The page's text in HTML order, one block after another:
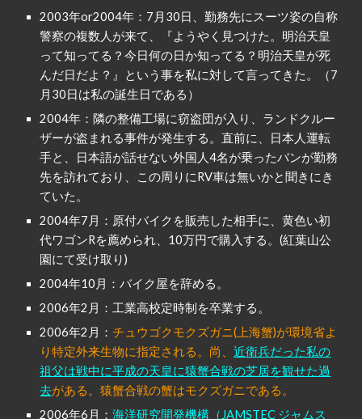
2003年or2004年：7月30日、勤務先にスーツ姿の自称
警察の複数人が来て、『ようやく見つけた。明治天皇
って知ってる？今日何の日か知ってる？明治天皇が死
んだ日だよ？』という事を私に対して言ってきた。（7
月30日は私の誕生日である）
2004年：隣の整備工場に窃盗団が入り、ランドクルー
ザーが盗まれる事件が発生する。直前に、日本人運転
手と、日本語が話せない外国人4名が乗ったバンが勤務
先を訪れており、この周りにRV車は無いかと聞きにき
ていた。
2004年7月：原付バイクを販売した相手に、黄色い初
代ワゴンRを薦められ、10万円で購入する。(紅葉山公
園にて受け取り)
2004年10月：バイク屋を辞める。
2006年2月：工業高校定時制を卒業する。
2006年2月：チュウゴクモクズガニ(上海蟹)が環境省よ
り特定外来生物に指定される。尚、近衛兵だった私の
祖父は戦中に平成の天皇に猿蟹合戦の芝居を観せた過
去がある。猿蟹合戦の蟹はモクズガニである。
2006年6月：海洋研究開発機構（JAMSTEC ジャムス